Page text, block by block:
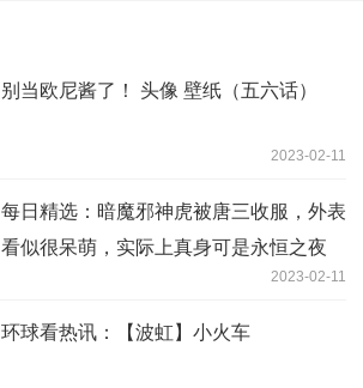
别当欧尼酱了！ 头像 壁纸（五六话）
2023-02-11
每日精选：暗魔邪神虎被唐三收服，外表
看似很呆萌，实际上真身可是永恒之夜
2023-02-11
环球看热讯：【波虹】小火车